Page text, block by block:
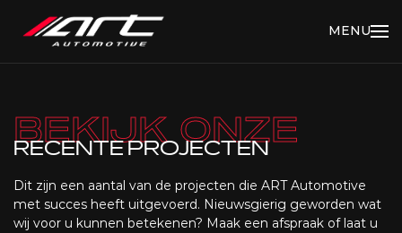
MENU
BEKIJK ONZE
RECENTE PROJECTEN
Dit zijn een aantal van de projecten die ART Automotive
met succes heeft uitgevoerd. Nieuwsgierig geworden wat
wij voor u kunnen betekenen? Maak een afspraak of laat u